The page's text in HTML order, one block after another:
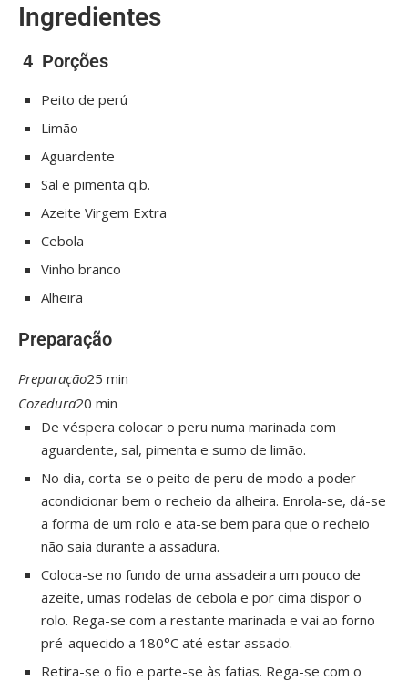
Ingredientes
4 Porções
Peito de perú
Limão
Aguardente
Sal e pimenta q.b.
Azeite Virgem Extra
Cebola
Vinho branco
Alheira
Preparação
Preparação25 min
Cozedura20 min
De véspera colocar o peru numa marinada com
aguardente, sal, pimenta e sumo de limão.
No dia, corta-se o peito de peru de modo a poder
acondicionar bem o recheio da alheira. Enrola-se, dá-se
a forma de um rolo e ata-se bem para que o recheio
não saia durante a assadura.
Coloca-se no fundo de uma assadeira um pouco de
azeite, umas rodelas de cebola e por cima dispor o
rolo. Rega-se com a restante marinada e vai ao forno
pré-aquecido a 180°C até estar assado.
Retira-se o fio e parte-se às fatias. Rega-se com o